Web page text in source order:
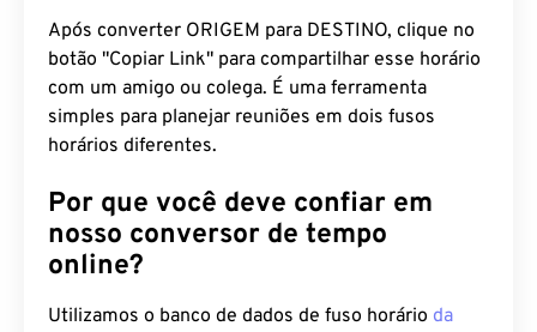
Após converter ORIGEM para DESTINO, clique no
botão "Copiar Link" para compartilhar esse horário
com um amigo ou colega. É uma ferramenta
simples para planejar reuniões em dois fusos
horários diferentes.
Por que você deve confiar em
nosso conversor de tempo
online?
Utilizamos o banco de dados de fuso horário da